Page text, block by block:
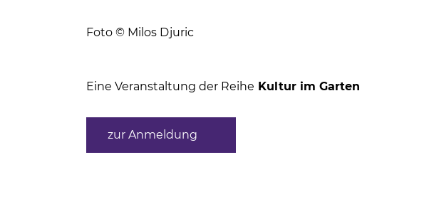
Foto © Milos Djuric
Eine Veranstaltung der Reihe Kultur im Garten
zur Anmeldung